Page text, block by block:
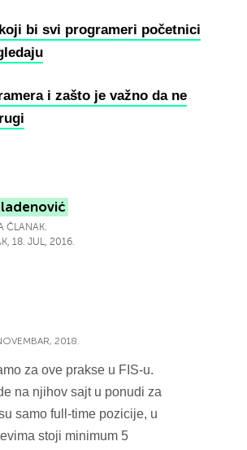
bi svi programeri početnici
i zašto je važno da ne
ČLANAK.
18. JUL, 2016.
2018.
za ove prakse u FIS-u.
na njihov sajt u ponudi za
samo full-time pozicije, u
stoji minimum 5